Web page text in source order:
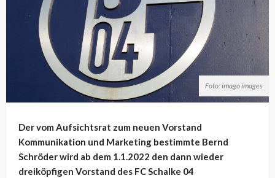
Foto: imago images
Der vom Aufsichtsrat zum neuen Vorstand
Kommunikation und Marketing bestimmte Bernd
Schröder wird ab dem 1.1.2022 den dann wieder
dreiköpfigen Vorstand des FC Schalke 04